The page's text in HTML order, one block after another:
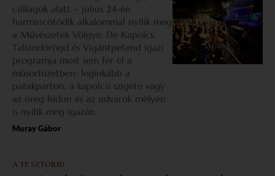
csillagok alatt – július 24-én
harmincötödik alkalommal nyílik meg
a Művészetek Völgye. De Kapolcs,
Taliándörögd és Vigántpetend igazi
programja most sem fér el a
műsorfüzetben: leginkább a
patakparton, a kapolcsi szigete vagy
az öreg hídon és az udvarok mélyén
is nyílik meg igazán.
Muray Gábor
A TE SZTORID